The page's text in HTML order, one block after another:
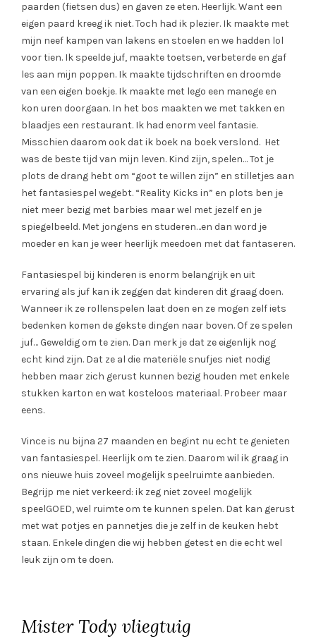
paarden (fietsen dus) en gaven ze eten. Heerlijk. Want een
eigen paard kreeg ik niet. Toch had ik plezier. Ik maakte met
mijn neef kampen van lakens en stoelen en we hadden lol
voor tien. Ik speelde juf, maakte toetsen, verbeterde en gaf
les aan mijn poppen. Ik maakte tijdschriften en droomde
van een eigen boekje. Ik maakte met lego een manege en
kon uren doorgaan. In het bos maakten we met takken en
blaadjes een restaurant. Ik had enorm veel fantasie.
Misschien daarom ook dat ik boek na boek verslond. Het
was de beste tijd van mijn leven. Kind zijn, spelen… Tot je
plots de drang hebt om “goot te willen zijn” en stilletjes aan
het fantasiespel wegebt. “Reality Kicks in” en plots ben je
niet meer bezig met barbies maar wel met jezelf en je
spiegelbeeld. Met jongens en studeren…en dan word je
moeder en kan je weer heerlijk meedoen met dat fantaseren.
Fantasiespel bij kinderen is enorm belangrijk en uit
ervaring als juf kan ik zeggen dat kinderen dit graag doen.
Wanneer ik ze rollenspelen laat doen en ze mogen zelf iets
bedenken komen de gekste dingen naar boven. Of ze spelen
juf… Geweldig om te zien. Dan merk je dat ze eigenlijk nog
echt kind zijn. Dat ze al die materiële snufjes niet nodig
hebben maar zich gerust kunnen bezig houden met enkele
stukken karton en wat kosteloos materiaal. Probeer maar
eens.
Vince is nu bijna 27 maanden en begint nu echt te genieten
van fantasiespel. Heerlijk om te zien. Daarom wil ik graag in
ons nieuwe huis zoveel mogelijk speelruimte aanbieden.
Begrijp me niet verkeerd: ik zeg niet zoveel mogelijk
speelGOED, wel ruimte om te kunnen spelen. Dat kan gerust
met wat potjes en pannetjes die je zelf in de keuken hebt
staan. Enkele dingen die wij hebben getest en die echt wel
leuk zijn om te doen.
Mister Tody vliegtuig